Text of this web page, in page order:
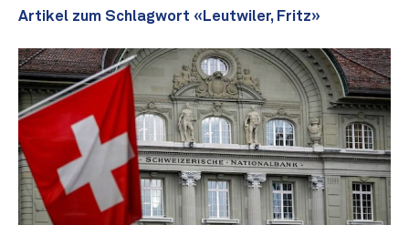
Artikel zum Schlagwort «Leutwiler, Fritz»